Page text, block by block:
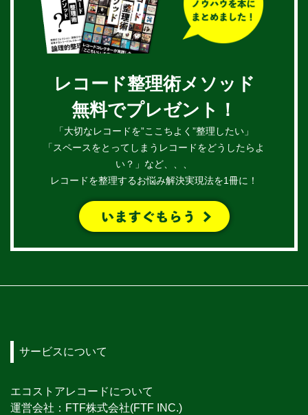
レコード整理術メソッド
無料でプレゼント！
「大切なレコードを”ここちよく”整理したい」
「スペースをとってしまうレコードをどうしたらよ
い？」など、、、
レコードを整理するお悩み解決実現法を1冊に！
サービスについて
エコストアレコードについて
運営会社：FTF株式会社(FTF INC.)